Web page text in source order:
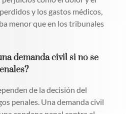
y los gastos médicos,
menor que en los tribunales
demanda civil si no se
de la decisión del
penales. Una demanda civil